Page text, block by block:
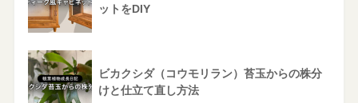
ットをDIY
ビカクシダ（コウモリラン）苔玉からの株分
けと仕立て直し方法